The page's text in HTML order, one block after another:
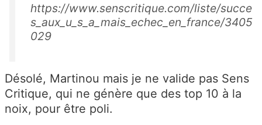
https://www.senscritique.com/liste/succe
s_aux_u_s_a_mais_echec_en_france/3405
029
Désolé, Martinou mais je ne valide pas Sens
Critique, qui ne génère que des top 10 à la
noix, pour être poli.